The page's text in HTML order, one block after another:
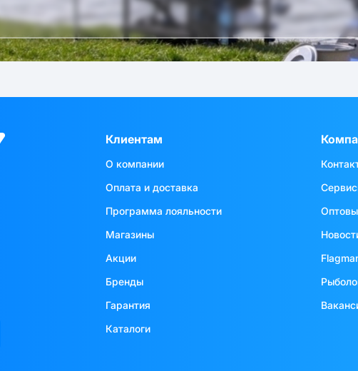
Клиентам
О компании
Оплата и доставка
Программа лояльности
Магазины
Акции
Бренды
Гарантия
Каталоги